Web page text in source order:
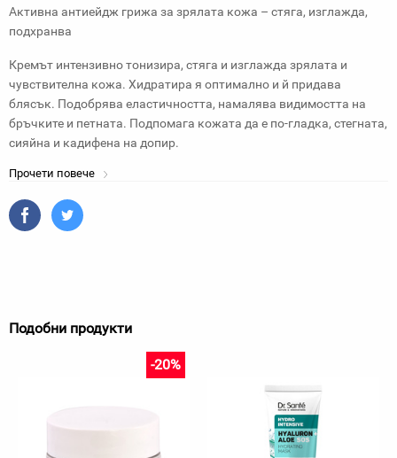
Активна антиейдж грижа за зрялата кожа – стяга, изглажда,
подхранва
Кремът интензивно тонизира, стяга и изглажда зрялата и
чувствителна кожа. Хидратира я оптимално и й придава
блясък. Подобрява еластичността, намалява видимостта на
бръчките и петната. Подпомага кожата да е по-гладка, стегната,
сияйна и кадифена на допир.
Прочети повече
Подобни продукти
-20%